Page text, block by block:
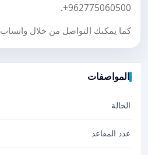
+962775060500
.
كما يمكنك التواصل من خلال واتساب
المواصفات
الحالة
عدد المقاعد